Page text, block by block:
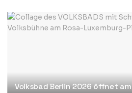
Volksbad Berlin 2026 öffnet